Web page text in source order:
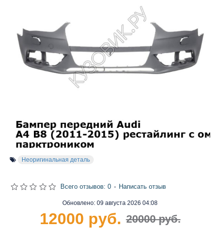
Неоригинальная деталь
Обновлено: 09 августа 2026 04:08
Всего отзывов: 0 - Написать отзыв
20000 руб.
12000 руб.